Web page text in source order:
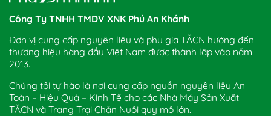
Công Ty TNHH TMDV XNK Phú An Khánh
Đơn vị cung cấp nguyên liệu và phụ gia TĂCN hướng đến
thương hiệu hàng đầu Việt Nam được thành lập vào năm
2013.
Chúng tôi tự hào là nơi cung cấp nguồn nguyên liệu An
Toàn – Hiệu Quả – Kinh Tế cho các Nhà Máy Sản Xuất
TĂCN và Trang Trại Chăn Nuôi quy mô lớn.